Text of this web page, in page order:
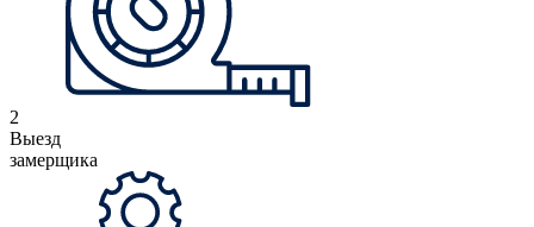
2
Выезд
замерщика